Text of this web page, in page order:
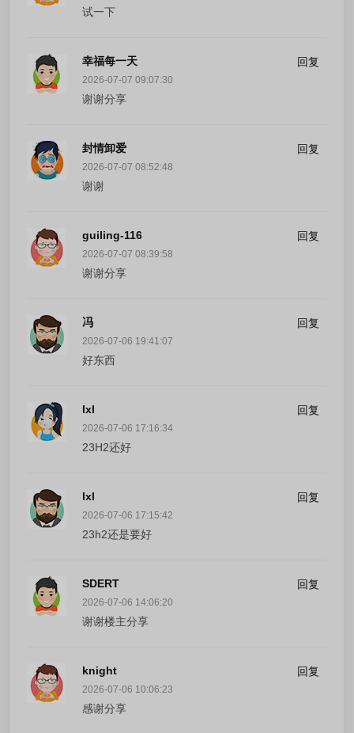
试一下
幸福每一天 回复
2026-07-07 09:07:30
谢谢分享
封情卸爱 回复
2026-07-07 08:52:48
谢谢
guiling-116 回复
2026-07-07 08:39:58
谢谢分享
冯 回复
2026-07-06 19:41:07
好东西
lxl 回复
2026-07-06 17:16:34
23H2还好
lxl 回复
2026-07-06 17:15:42
23h2还是要好
SDERT 回复
2026-07-06 14:06:20
谢谢楼主分享
knight 回复
2026-07-06 10:06:23
感谢分享